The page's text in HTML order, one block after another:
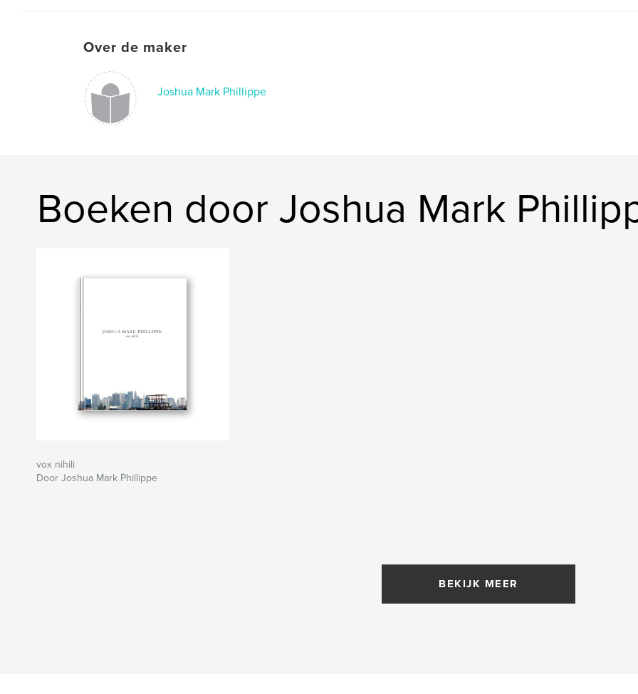
Over de maker
Joshua Mark Phillippe
Boeken door Joshua Mark
vox nihili
Door Joshua Mark Phillippe
BEKIJK MEER